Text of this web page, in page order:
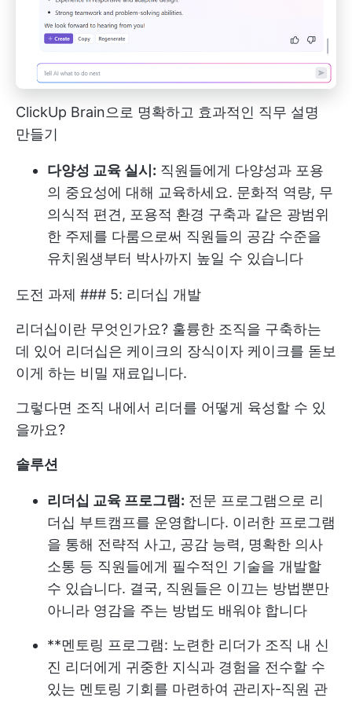
ClickUp Brain으로 명확하고 효과적인 직무 설명
만들기
다양성 교육 실시: 직원들에게 다양성과 포용
의 중요성에 대해 교육하세요. 문화적 역량, 무
의식적 편견, 포용적 환경 구축과 같은 광범위
한 주제를 다룸으로써 직원들의 공감 수준을
유치원생부터 박사까지 높일 수 있습니다
도전 과제 ### 5: 리더십 개발
리더십이란 무엇인가요? 훌륭한 조직을 구축하는
데 있어 리더십은 케이크의 장식이자 케이크를 돋보
이게 하는 비밀 재료입니다.
그렇다면 조직 내에서 리더를 어떻게 육성할 수 있
을까요?
솔루션
리더십 교육 프로그램: 전문 프로그램으로 리
더십 부트캠프를 운영합니다. 이러한 프로그램
을 통해 전략적 사고, 공감 능력, 명확한 의사
소통 등 직원들에게 필수적인 기술을 개발할
수 있습니다. 결국, 직원들은 이끄는 방법뿐만
아니라 영감을 주는 방법도 배워야 합니다
**멘토링 프로그램: 노련한 리더가 조직 내 신
진 리더에게 귀중한 지식과 경험을 전수할 수
있는 멘토링 기회를 마련하여 관리자-직원 관